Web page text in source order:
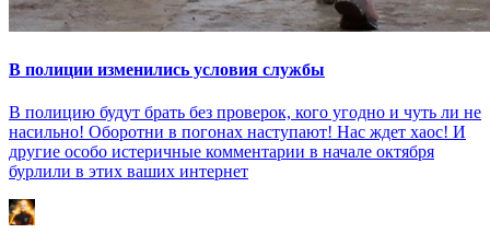
В полиции изменились условия службы
В полицию будут брать без проверок, кого угодно и чуть ли не
насильно! Оборотни в погонах наступают! Нас ждет хаос! И
другие особо истеричные комментарии в начале октября
бурлили в этих ваших интернет